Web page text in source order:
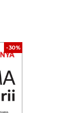
-30%